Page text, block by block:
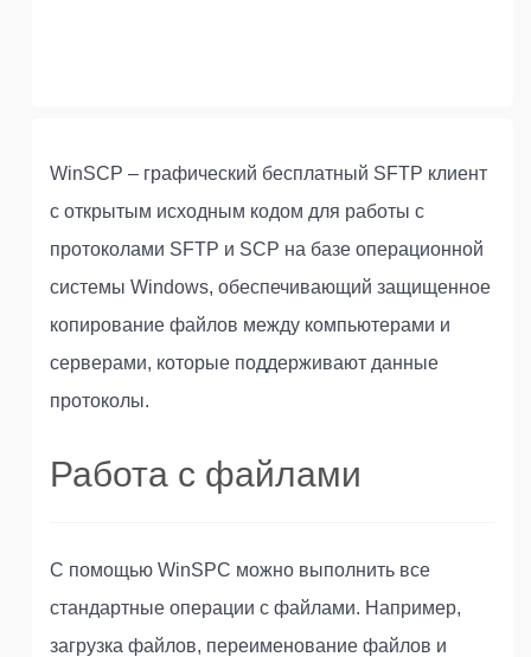
WinSCP – графический бесплатный SFTP клиент
с открытым исходным кодом для работы с
протоколами SFTP и SCP на базе операционной
системы Windows, обеспечивающий защищенное
копирование файлов между компьютерами и
серверами, которые поддерживают данные
протоколы.
Работа с файлами
С помощью WinSPC можно выполнить все
стандартные операции с файлами. Например,
загрузка файлов, переименование файлов и